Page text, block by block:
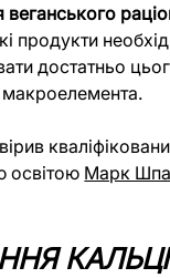
продукти
достатньо
макроелемента.
освітою Марк